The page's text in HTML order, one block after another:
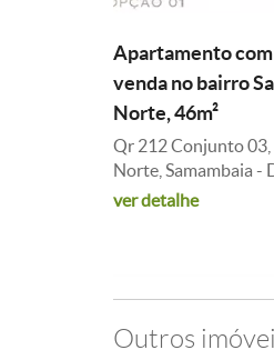
Apartamento
venda no bairro
Norte, 46m²
Qr 212 Conjunto 03,
Norte, Samambaia -
ver detalhe
Outros